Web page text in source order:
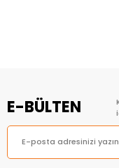
E-BÜLTEN